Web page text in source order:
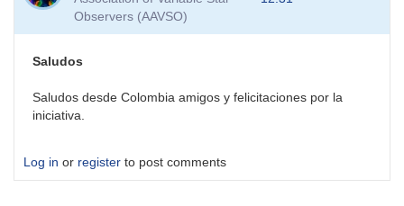
Observers (AAVSO)
Saludos
Saludos desde Colombia amigos y felicitaciones por la
iniciativa.
Log in or register to post comments